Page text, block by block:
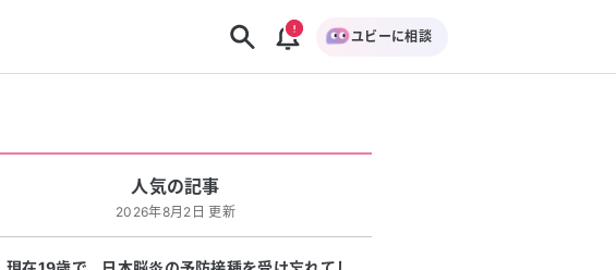
ユビーに相談
人気の記事
2026年8月2日 更新